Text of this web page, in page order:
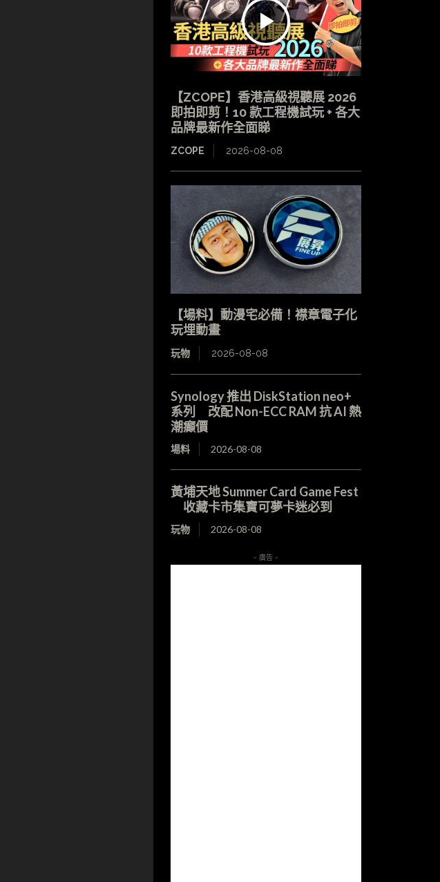
【ZCOPE】香港高級視聽展 2026
即拍即剪！10 款工程機試玩 + 各大
品牌最新作全面睇
ZCOPE 2026-08-08
【場料】動漫宅必備！襟章電子化
玩埋動畫
玩物 2026-08-08
Synology 推出 DiskStation neo+
系列 改配 Non-ECC RAM 抗 AI 熱
潮癲價
場料 2026-08-08
黃埔天地 Summer Card Game Fest
收藏卡市集寶可夢卡迷必到
玩物 2026-08-08
- 廣告 -